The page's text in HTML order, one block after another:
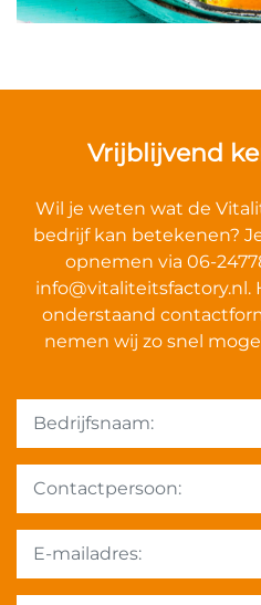
Vrijblijvend
Wil je weten wat de
bedrijf kan betekenen?
opnemen via 06-
info@vitaliteitsfactory.nl .
onderstaand
nemen wij zo snel